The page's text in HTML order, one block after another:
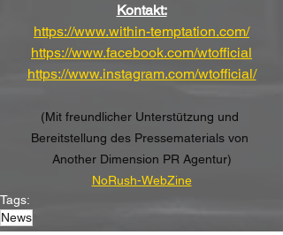
Kontakt:
https://www.within-temptation.com/
https://www.facebook.com/wtofficial
https://www.instagram.com/wtofficial/
(Mit freundlicher Unterstützung und
Bereitstellung des Pressematerials von
Another Dimension PR Agentur)
NoRush-WebZine
Tags:
News